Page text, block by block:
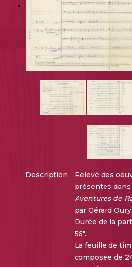
Description
Relevé des
présentes
Aventures de
par Gérard Oury.
Durée de la
56".
La feuille de
composée de